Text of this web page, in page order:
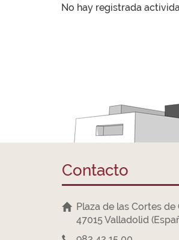
No hay registrada
Contacto
Plaza de las Cortes de
47015 Valladolid